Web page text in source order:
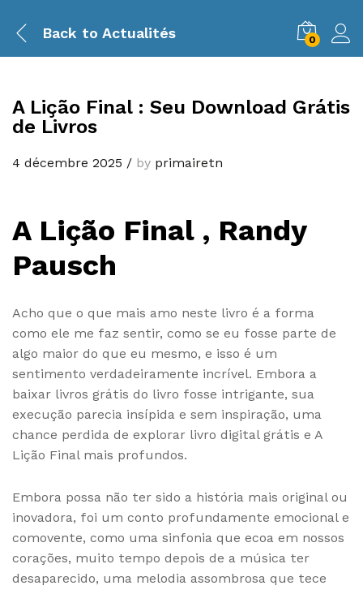
Back to Actualités 0
A Lição Final : Seu Download Grátis
de Livros
4 décembre 2025 / by primairetn
A Lição Final , Randy
Pausch
Acho que o que mais amo neste livro é a forma
como ele me faz sentir, como se eu fosse parte de
algo maior do que eu mesmo, e isso é um
sentimento verdadeiramente incrível. Embora a
baixar livros grátis do livro fosse intrigante, sua
execução parecia insípida e sem inspiração, uma
chance perdida de explorar livro digital grátis e A
Lição Final mais profundos.
Embora possa não ter sido a história mais original ou
inovadora, foi um conto profundamente emocional e
comovente, como uma sinfonia que ecoa em nossos
corações, muito tempo depois de a música ter
desaparecido, uma melodia assombrosa que tece